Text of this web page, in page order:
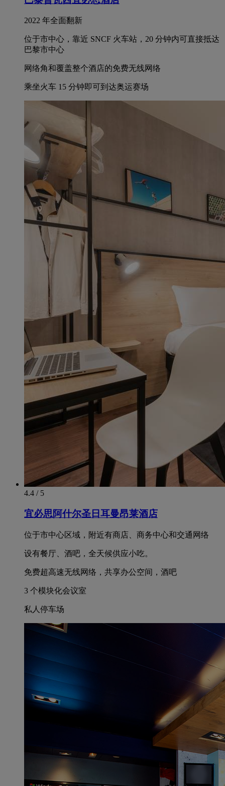
2022 年全面翻新
位于市中心，靠近 SNCF 火车站，20 分钟内可直接抵达
巴黎市中心
网络角和覆盖整个酒店的免费无线网络
乘坐火车 15 分钟即可到达奥运赛场
4.4 / 5
宜必思阿什尔圣日耳曼昂莱酒店
位于市中心区域，附近有商店、商务中心和交通网络
设有餐厅、酒吧，全天候供应小吃。
免费超高速无线网络，共享办公空间，酒吧
3 个模块化会议室
私人停车场